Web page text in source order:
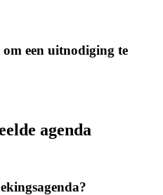
een uitnodiging te
agenda